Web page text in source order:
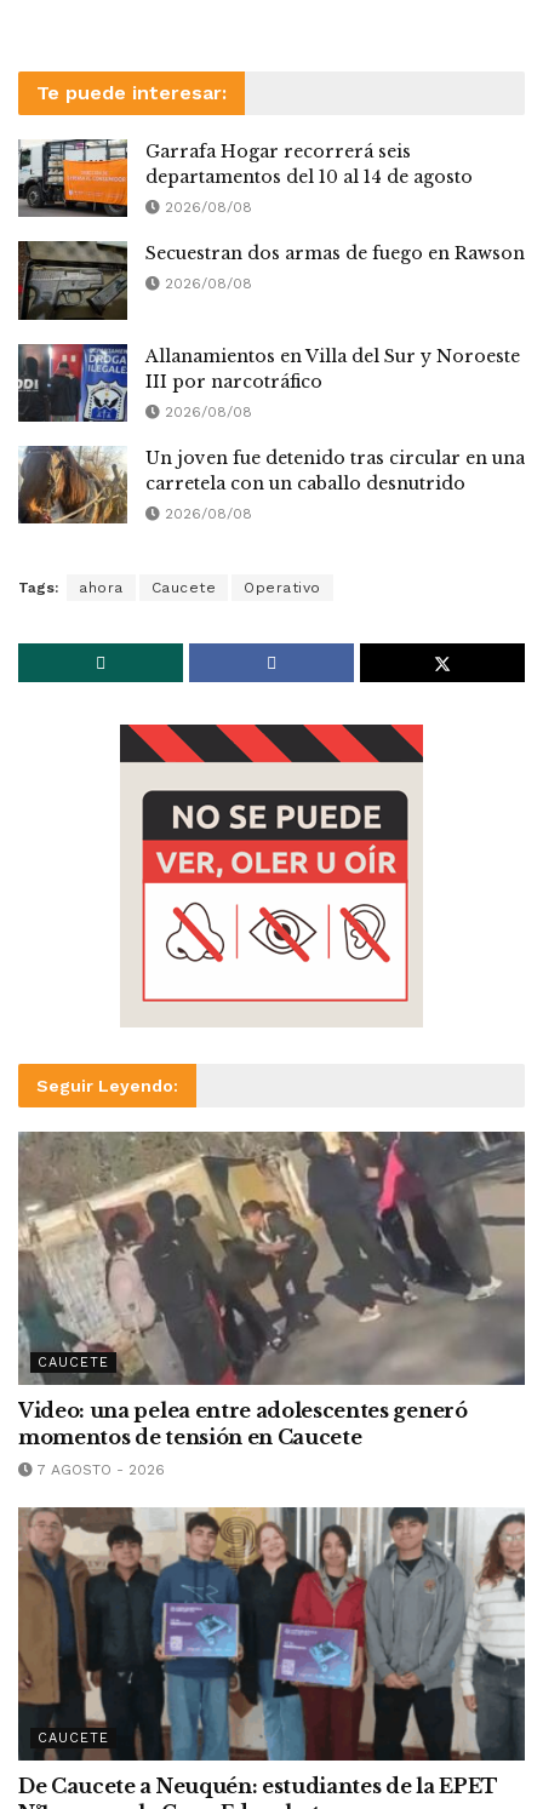
Te puede interesar:
Garrafa Hogar recorrerá seis
departamentos del 10 al 14 de agosto
2026/08/08
Secuestran dos armas de fuego en Rawson
2026/08/08
Allanamientos en Villa del Sur y Noroeste
III por narcotráfico
2026/08/08
Un joven fue detenido tras circular en una
carretela con un caballo desnutrido
2026/08/08
Tags: ahora Caucete Operativo
Seguir Leyendo:
CAUCETE
Video: una pelea entre adolescentes generó
momentos de tensión en Caucete
7 AGOSTO - 2026
CAUCETE
De Caucete a Neuquén: estudiantes de la EPET